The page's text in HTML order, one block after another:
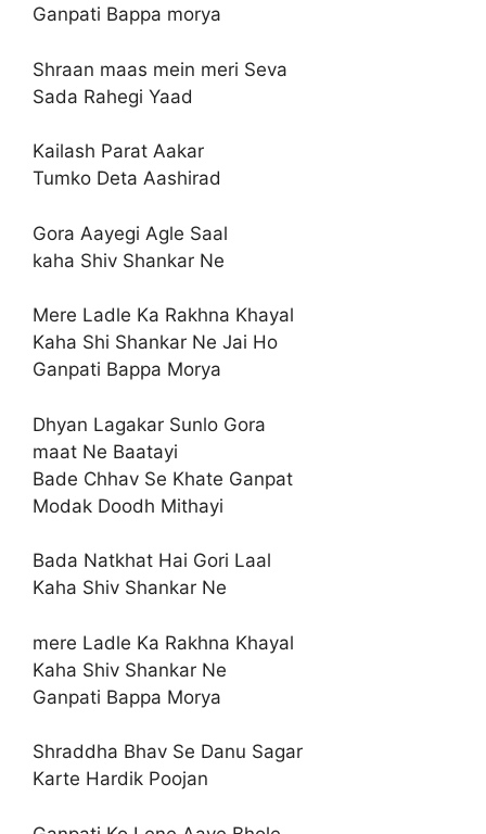
Ganpati Bappa morya
Shraan maas mein meri Seva
Sada Rahegi Yaad
Kailash Parat Aakar
Tumko Deta Aashirad
Gora Aayegi Agle Saal
kaha Shiv Shankar Ne
Mere Ladle Ka Rakhna Khayal
Kaha Shi Shankar Ne Jai Ho
Ganpati Bappa Morya
Dhyan Lagakar Sunlo Gora
maat Ne Baatayi
Bade Chhav Se Khate Ganpat
Modak Doodh Mithayi
Bada Natkhat Hai Gori Laal
Kaha Shiv Shankar Ne
mere Ladle Ka Rakhna Khayal
Kaha Shiv Shankar Ne
Ganpati Bappa Morya
Shraddha Bhav Se Danu Sagar
Karte Hardik Poojan